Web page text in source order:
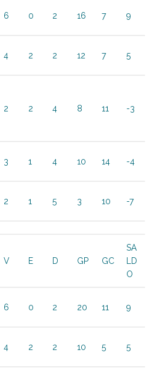
6 0 2 16 7 9
4 2 2 12 7 5
2 2 4 8 11 -3
3 1 4 10 14 -4
2 1 5 3 10 -7
V E D GP GC
SA
LD
O
6 0 2 20 11 9
4 2 2 10 5 5